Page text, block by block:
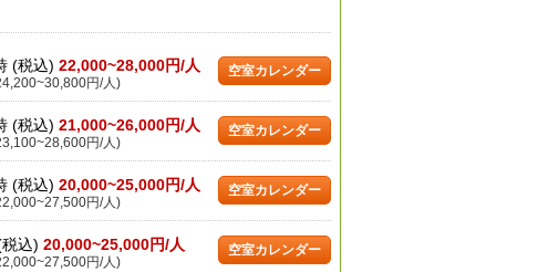
(税込) 22,000~28,000円/人
円/人)
空室カレンダー
(税込) 21,000~26,000円/人
円/人)
空室カレンダー
(税込) 20,000~25,000円/人
円/人)
空室カレンダー
込) 20,000~25,000円/人
円/人)
空室カレンダー